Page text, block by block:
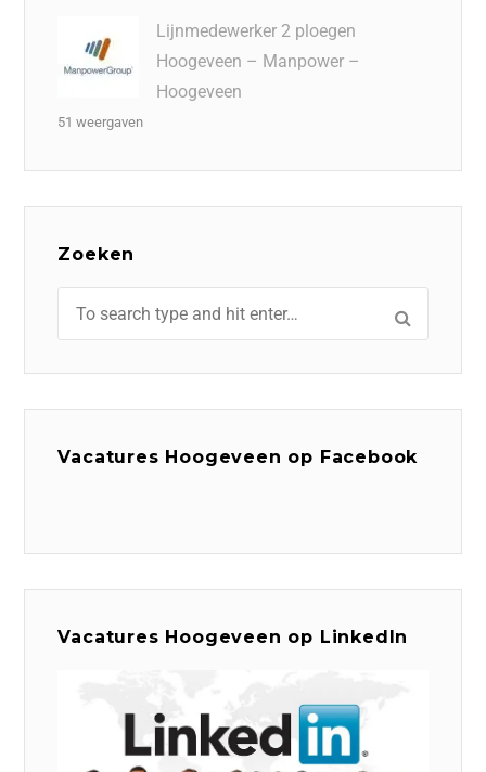
Lijnmedewerker 2 ploegen
Hoogeveen – Manpower –
Hoogeveen
51 weergaven
Zoeken
Vacatures Hoogeveen op Facebook
Vacatures Hoogeveen op LinkedIn